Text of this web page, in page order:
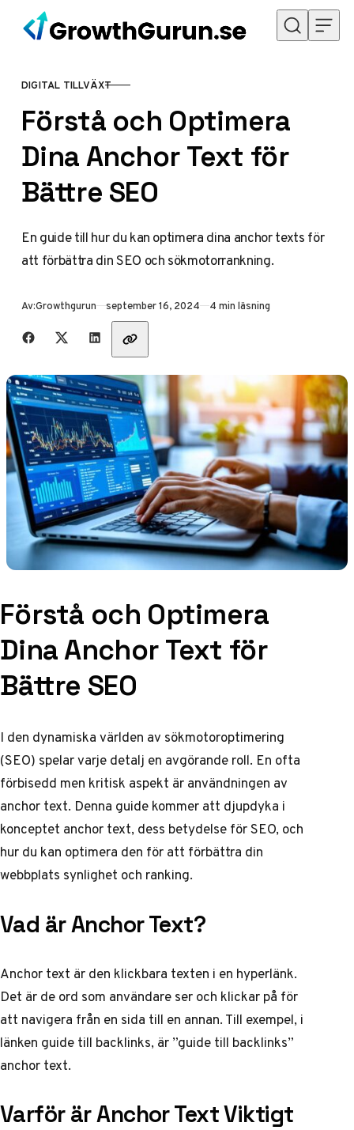
Hoppa till innehåll
KATEGORI
DIGITAL TILLVÄXT
Förstå och Optimera
Dina Anchor Text för
Bättre SEO
En guide till hur du kan optimera dina anchor texts för
att förbättra din SEO och sökmotorrankning.
Av:Growthgurun Publicerad
september 16, 2024 4 min läsning
Dela med vänner
Förstå och Optimera
Dina Anchor Text för
Bättre SEO
I den dynamiska världen av sökmotoroptimering
(SEO) spelar varje detalj en avgörande roll. En ofta
förbisedd men kritisk aspekt är användningen av
anchor text. Denna guide kommer att djupdyka i
konceptet anchor text, dess betydelse för SEO, och
hur du kan optimera den för att förbättra din
webbplats synlighet och ranking.
Vad är Anchor Text?
Anchor text är den klickbara texten i en hyperlänk.
Det är de ord som användare ser och klickar på för
att navigera från en sida till en annan. Till exempel, i
länken guide till backlinks, är ”guide till backlinks”
anchor text.
Varför är Anchor Text Viktigt